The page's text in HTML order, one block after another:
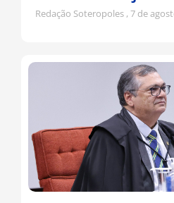
Redação Soteropoles 7 de